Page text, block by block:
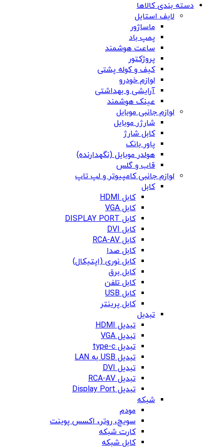
دسته بندی کالاها
لایف استایل
ماساژور
پمپ باد
ساعت هوشمند
پروژکتور
کیف و کوله پشتی
لوازم خودرو
آرایشی و بهداشتی
عینک هوشمند
لوازم جانبی موبایل
شارژر موبایل
کابل شارژ
پاور بانک
هولدر موبایل (نگهدارنده)
قاب و گلس
لوازم جانبی کامپیوتر و لپ تاپ
کابل
کابل HDMI
کابل VGA
کابل DISPLAY PORT
کابل DVI
کابل RCA-AV
کابل صدا
کابل نوری (اپتیکال)
کابل برق
کابل تلفن
کابل USB
کابل پرینتر
تبدیل
تبدیل HDMI
تبدیل VGA
تبدیل type-c
تبدیل USB به LAN
تبدیل DVI
تبدیل RCA-AV
تبدیل Display Port
شبکه
مودم
سویچ، روتر، اکسس پوینت
کارت شبکه
کابل شبکه